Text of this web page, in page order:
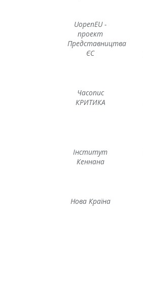
UopenEU -
проект
Представництва
ЄС
Часопис
КРИТИКА
Інститут
Кеннана
Нова Країна